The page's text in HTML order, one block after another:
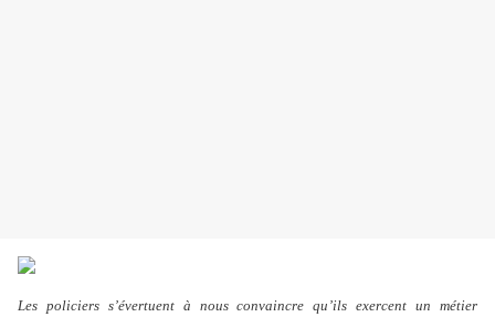
Les policiers s’évertuent à nous convaincre qu’ils exercent un métier